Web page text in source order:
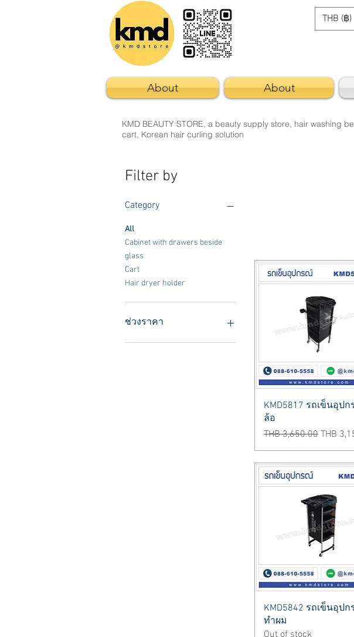
THB (฿)
About About
KMD BEAUTY STORE, a beauty supply store, hair washing
cart, Korean hair curling solution
Filter by
Category
All
Cabinet with drawers beside
glass
Cart
Hair dryer holder
ช่วงราคา
Quick View
KMD5817 รถเข็นอุป
ล้อ
Regular Price
THB 3,650.00 Sale
THB
Quick View
KMD5842 รถเข็นอุป
ทำผม
Out of stock